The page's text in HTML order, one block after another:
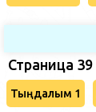
Страница 39
Тыңдалым 1